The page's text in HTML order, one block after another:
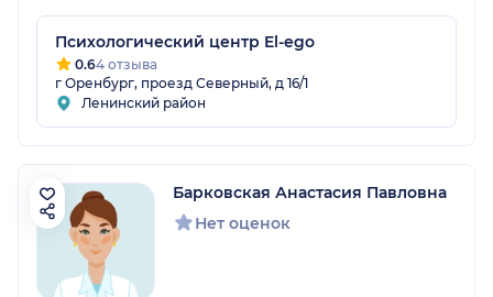
Психологический центр El-ego
0.64 отзыва
г Оренбург, проезд Северный, д 16/1
Ленинский район
Барковская Анастасия Павловна
Нет оценок